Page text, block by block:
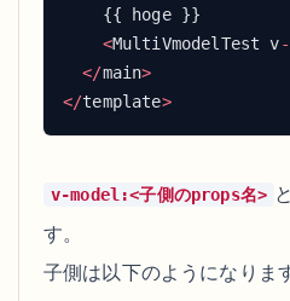
    <
MultiVmodelTest v-
  </
main
</template >
v-model:<子側のprops名>
す。
子側は以下のようになります